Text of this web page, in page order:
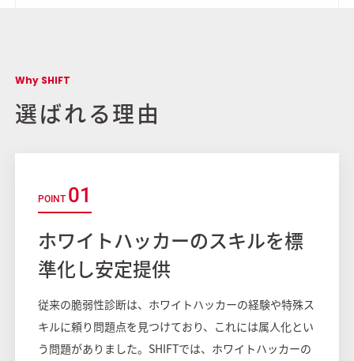
Why SHIFT
選ばれる理由
01
ホワイトハッカーのスキルを標
準化し安定提供
従来の脆弱性診断は、ホワイトハッカーの経験や特殊ス
キルに頼り問題点を見つけており、これには属人化とい
う問題がありました。SHIFTでは、ホワイトハッカーの